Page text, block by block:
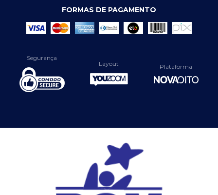
FORMAS DE PAGAMENTO
Segurança
Layout
Plataforma